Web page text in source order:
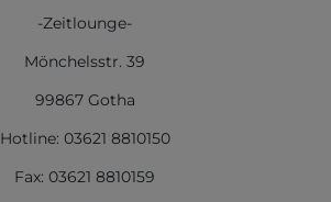
-Zeitlounge-
Mönchelsstr. 39
99867 Gotha
Hotline: 03621 8810150
Fax: 03621 8810159